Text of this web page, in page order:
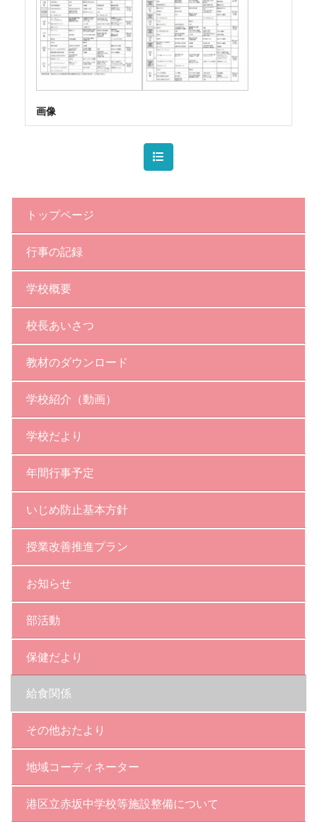
トップページ
行事の記録
学校概要
校長あいさつ
教材のダウンロード
学校紹介（動画）
学校だより
年間行事予定
いじめ防止基本方針
授業改善推進プラン
お知らせ
部活動
保健だより
給食関係
その他おたより
地域コーディネーター
港区立赤坂中学校等施設整備について
画像